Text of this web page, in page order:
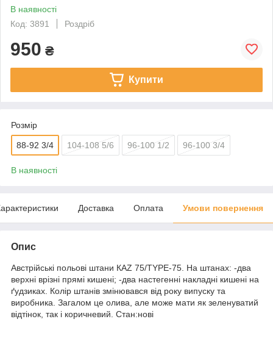
В наявності
Код: 3891
Роздріб
950 ₴
Купити
Розмір
88-92 3/4 104-108 5/6 96-100 1/2 96-100 3/4
В наявності
Доставка Оплата Умови повернення
Опис
Австрійські польові штани КАZ 75/TYPE-75. На штанах: -два
верхні врізні прямі кишені; -два настегенні накладні кишені на
ґудзиках. Колір штанів змінювався від року випуску та
виробника. Загалом це олива, але може мати як зеленуватий
відтінок, так і коричневий. Стан:нові